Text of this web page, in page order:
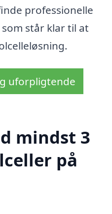
professionelle
står klar til at
uforpligtende
mindst 3
på